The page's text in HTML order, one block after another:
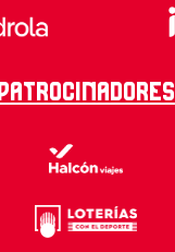
Patrocinadores